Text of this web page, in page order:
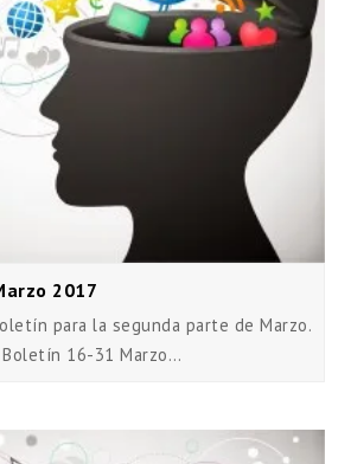
2017
para la segunda parte de Marzo.
Boletín 16-31 Marzo…